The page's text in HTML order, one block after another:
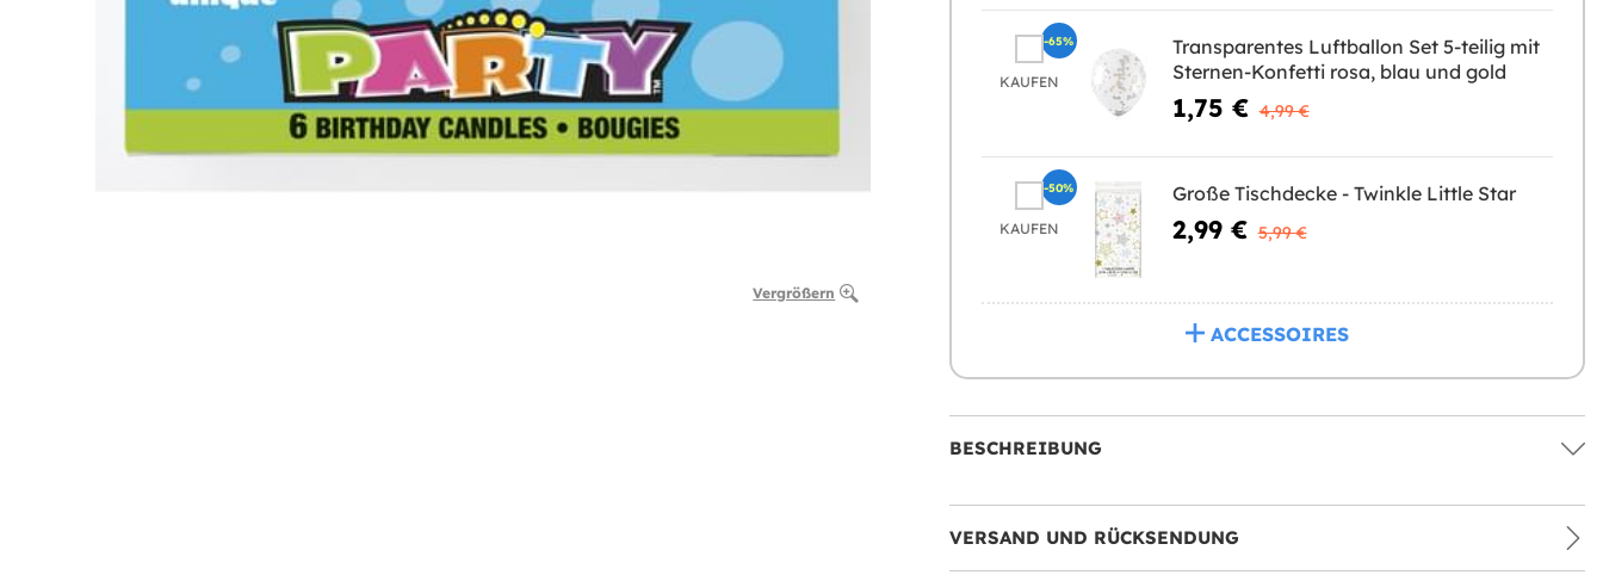
Vergrößern
KAUFEN
Transparentes Luftballon Set 5-teilig mit
Sternen-Konfetti rosa, blau und gold
1,75 € 4,99 €
-65%
KAUFEN
Große Tischdecke - Twinkle Little Star
2,99 € 5,99 €
-50%
ACCESSOIRES
BESCHREIBUNG
VERSAND UND RÜCKSENDUNG